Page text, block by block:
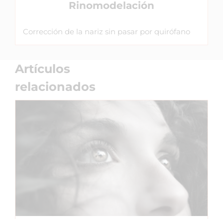
Rinomodelación
Corrección de la nariz sin pasar por quirófano
Artículos
relacionados